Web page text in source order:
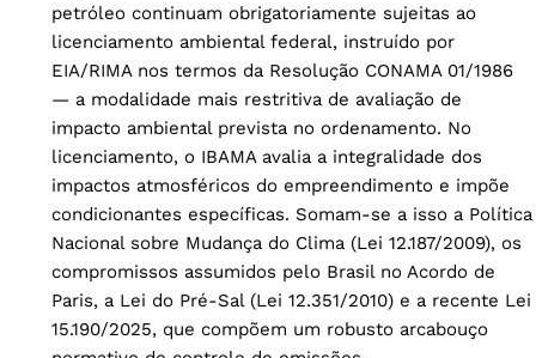
petróleo continuam obrigatoriamente sujeitas ao
licenciamento ambiental federal, instruído por
EIA/RIMA nos termos da Resolução CONAMA 01/1986
— a modalidade mais restritiva de avaliação de
impacto ambiental prevista no ordenamento. No
licenciamento, o IBAMA avalia a integralidade dos
impactos atmosféricos do empreendimento e impõe
condicionantes específicas. Somam-se a isso a Política
Nacional sobre Mudança do Clima (Lei 12.187/2009), os
compromissos assumidos pelo Brasil no Acordo de
Paris, a Lei do Pré-Sal (Lei 12.351/2010) e a recente Lei
15.190/2025, que compõem um robusto arcabouço